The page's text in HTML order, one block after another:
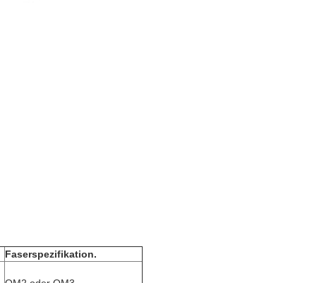
Faserspezifikation.